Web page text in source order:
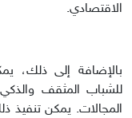
الاقتصادي.
بالإضافة إلى ذلك،
للشباب المثقف
المجالات. يمكن تنفيذ